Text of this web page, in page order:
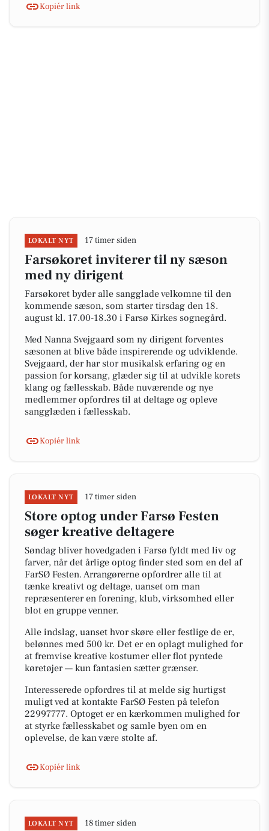
Kopiér link
LOKALT NYT 17 timer siden
Farsøkoret inviterer til ny sæson
med ny dirigent
Farsøkoret byder alle sangglade velkomne til den
kommende sæson, som starter tirsdag den 18.
august kl. 17.00-18.30 i Farsø Kirkes sognegård.
Med Nanna Svejgaard som ny dirigent forventes
sæsonen at blive både inspirerende og udviklende.
Svejgaard, der har stor musikalsk erfaring og en
passion for korsang, glæder sig til at udvikle korets
klang og fællesskab. Både nuværende og nye
medlemmer opfordres til at deltage og opleve
sangglæden i fællesskab.
Kopiér link
LOKALT NYT 17 timer siden
Store optog under Farsø Festen
søger kreative deltagere
Søndag bliver hovedgaden i Farsø fyldt med liv og
farver, når det årlige optog finder sted som en del af
FarSØ Festen. Arrangørerne opfordrer alle til at
tænke kreativt og deltage, uanset om man
repræsenterer en forening, klub, virksomhed eller
blot en gruppe venner.
Alle indslag, uanset hvor skøre eller festlige de er,
belønnes med 500 kr. Det er en oplagt mulighed for
at fremvise kreative kostumer eller flot pyntede
køretøjer — kun fantasien sætter grænser.
Interesserede opfordres til at melde sig hurtigst
muligt ved at kontakte FarSØ Festen på telefon
22997777. Optoget er en kærkommen mulighed for
at styrke fællesskabet og samle byen om en
oplevelse, de kan være stolte af.
Kopiér link
LOKALT NYT 18 timer siden